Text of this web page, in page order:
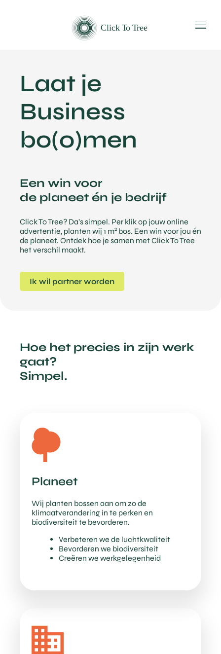
Laat je
Business
bo(o)men
Een win voor
de planeet én je bedrijf
Click To Tree? Da’s simpel. Per klik op jouw online
advertentie, planten wij 1 m2 bos. Een win voor jou én
de planeet. Ontdek hoe je samen met Click To Tree
het verschil maakt.
Ik wil partner worden
Hoe het precies in zijn werk
gaat?
Simpel.
Planeet
Wij planten bossen aan om zo de
klimaatverandering in te perken en
biodiversiteit te bevorderen.
Verbeteren we de luchtkwaliteit
Bevorderen we biodiversiteit
Creëren we werkgelegenheid